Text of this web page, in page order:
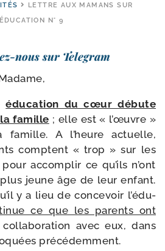
LETTRE AUX MAMANS SUR
N° 9
nous sur Telegram
édu­ca­tion du cœur débute
famille ; elle est « l’œuvre »
famille. A l’heure actuelle,
comptent « trop » sur les
accom­plir ce qu’ils n’ont
jeune âge de leur enfant.
y a lieu de conce­voir l’é­du­
ce que les parents ont
avec eux, dans
précédemment.